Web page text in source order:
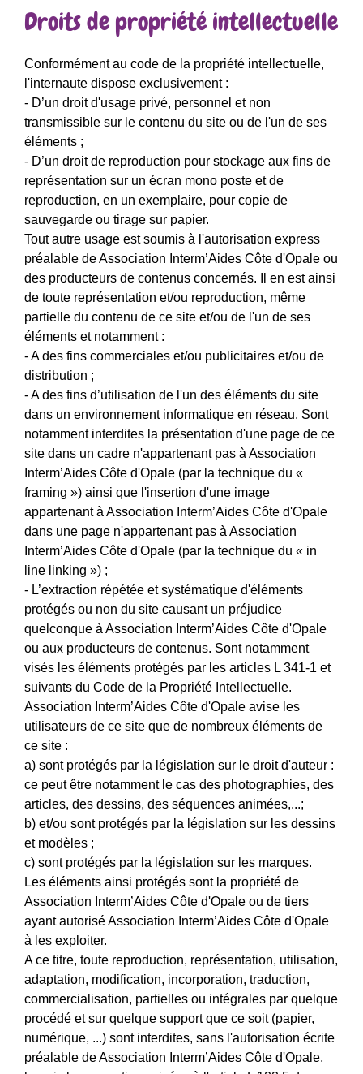
Droits de propriété intellectuelle
Conformément au code de la propriété intellectuelle,
l'internaute dispose exclusivement :
- D’un droit d'usage privé, personnel et non
transmissible sur le contenu du site ou de l'un de ses
éléments ;
- D’un droit de reproduction pour stockage aux fins de
représentation sur un écran mono poste et de
reproduction, en un exemplaire, pour copie de
sauvegarde ou tirage sur papier.
Tout autre usage est soumis à l'autorisation express
préalable de Association Interm’Aides Côte d'Opale ou
des producteurs de contenus concernés. Il en est ainsi
de toute représentation et/ou reproduction, même
partielle du contenu de ce site et/ou de l'un de ses
éléments et notamment :
- A des fins commerciales et/ou publicitaires et/ou de
distribution ;
- A des fins d’utilisation de l'un des éléments du site
dans un environnement informatique en réseau. Sont
notamment interdites la présentation d'une page de ce
site dans un cadre n'appartenant pas à Association
Interm’Aides Côte d'Opale (par la technique du «
framing ») ainsi que l'insertion d'une image
appartenant à Association Interm’Aides Côte d'Opale
dans une page n'appartenant pas à Association
Interm’Aides Côte d'Opale (par la technique du « in
line linking ») ;
- L’extraction répétée et systématique d'éléments
protégés ou non du site causant un préjudice
quelconque à Association Interm’Aides Côte d'Opale
ou aux producteurs de contenus. Sont notamment
visés les éléments protégés par les articles L 341-1 et
suivants du Code de la Propriété Intellectuelle.
Association Interm’Aides Côte d'Opale avise les
utilisateurs de ce site que de nombreux éléments de
ce site :
a) sont protégés par la législation sur le droit d'auteur :
ce peut être notamment le cas des photographies, des
articles, des dessins, des séquences animées,...;
b) et/ou sont protégés par la législation sur les dessins
et modèles ;
c) sont protégés par la législation sur les marques.
Les éléments ainsi protégés sont la propriété de
Association Interm’Aides Côte d'Opale ou de tiers
ayant autorisé Association Interm’Aides Côte d'Opale
à les exploiter.
A ce titre, toute reproduction, représentation, utilisation,
adaptation, modification, incorporation, traduction,
commercialisation, partielles ou intégrales par quelque
procédé et sur quelque support que ce soit (papier,
numérique, ...) sont interdites, sans l'autorisation écrite
préalable de Association Interm’Aides Côte d'Opale,